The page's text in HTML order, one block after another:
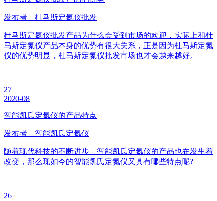
发布者：杜马斯定氮仪批发
杜马斯定氮仪批发产品为什么会受到市场的欢迎，实际上和杜
马斯定氮仪产品本身的优势有很大关系，正是因为杜马斯定氮
仪的优势明显，杜马斯定氮仪批发市场也才会越来越好。
27
2020-08
智能凯氏定氮仪的产品特点
发布者：智能凯氏定氮仪
随着现代科技的不断进步，智能凯氏定氮仪的产品也在发生着
改变，那么现如今的智能凯氏定氮仪又具有哪些特点呢?
26